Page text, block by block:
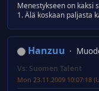
Menestykseen on kaksi
1. Älä koskaan paljasta
Hanzuu
Vs: Suomen Talent
Mon 23.11.2009 10:07:18